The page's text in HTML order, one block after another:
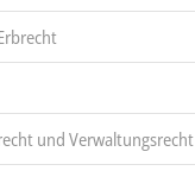
und Verwaltungsrecht